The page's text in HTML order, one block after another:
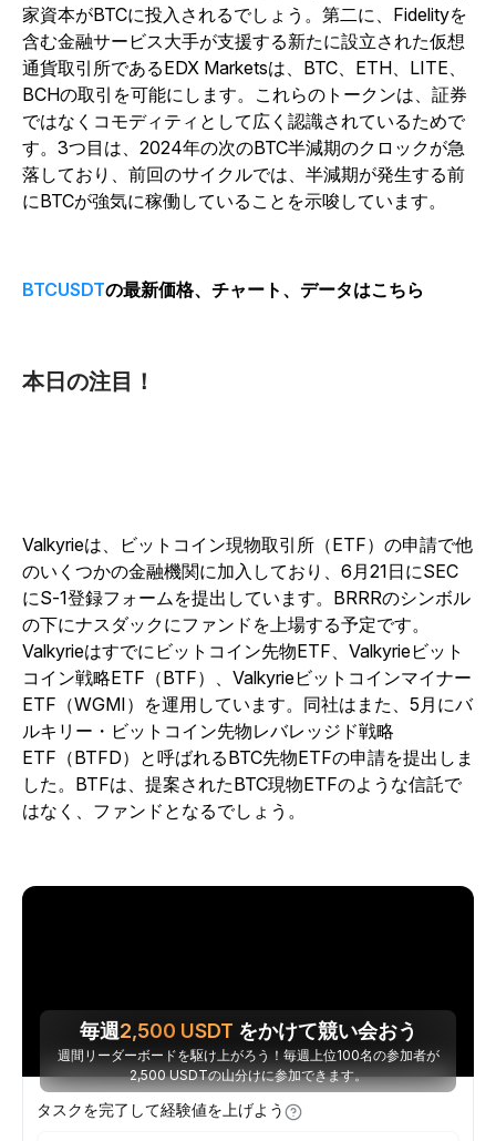
家資本がBTCに投入されるでしょう。第二に、Fidelityを
含む金融サービス大手が支援する新たに設立された仮想
通貨取引所であるEDX Marketsは、BTC、ETH、LITE、
BCHの取引を可能にします。これらのトークンは、証券
ではなくコモディティとして広く認識されているためで
す。3つ目は、2024年の次のBTC半減期のクロックが急
落しており、前回のサイクルでは、半減期が発生する前
にBTCが強気に稼働していることを示唆しています。
BTCUSDTの最新価格、チャート、データはこちら
本日の注目！
Valkyrieは、ビットコイン現物取引所（ETF）の申請で他
のいくつかの金融機関に加入しており、6月21日にSEC
にS-1登録フォームを提出しています。BRRRのシンボル
の下にナスダックにファンドを上場する予定です。
Valkyrieはすでにビットコイン先物ETF、Valkyrieビット
コイン戦略ETF（BTF）、Valkyrieビットコインマイナー
ETF（WGMI）を運用しています。同社はまた、5月にバ
ルキリー・ビットコイン先物レバレッジド戦略
ETF（BTFD）と呼ばれるBTC先物ETFの申請を提出しま
した。BTFは、提案されたBTC現物ETFのような信託で
はなく、ファンドとなるでしょう。
毎週2,500 USDT をかけて競い会おう
週間リーダーボードを駆け上がろう！毎週上位100名の参加者が
2,500 USDTの山分けに参加できます。
タスクを完了して経験値を上げよう